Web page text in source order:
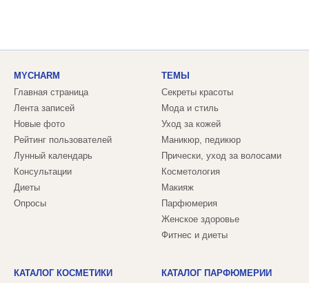
MYCHARM
Главная страница
Лента записей
Новые фото
Рейтинг пользователей
Лунный календарь
Консультации
Диеты
Опросы
ТЕМЫ
Секреты красоты
Мода и стиль
Уход за кожей
Маникюр, педикюр
Прически, уход за волосами
Косметология
Макияж
Парфюмерия
Женское здоровье
Фитнес и диеты
КАТАЛОГ КОСМЕТИКИ КАТАЛОГ ПАРФЮМЕРИИ